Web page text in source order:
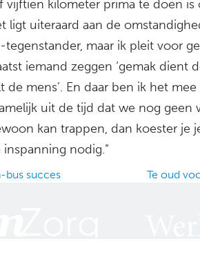
vijftien kilometer prima te doen is
ligt uiteraard aan de
maar ik pleit voor
iemand zeggen ‘gemak dient
de mens’. En daar ben ik het
uit de tijd dat we nog geen
kan trappen, dan koester je
nodig.”
succes Te oud